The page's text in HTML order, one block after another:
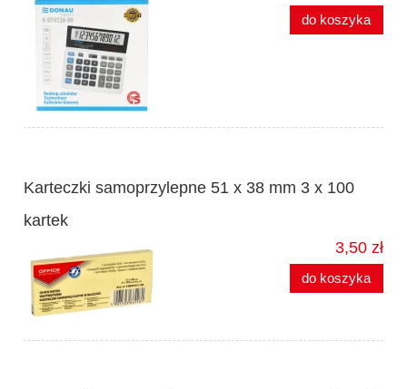
do koszyka
Karteczki samoprzylepne 51 x 38 mm 3 x 100
kartek
3,50 zł
do koszyka